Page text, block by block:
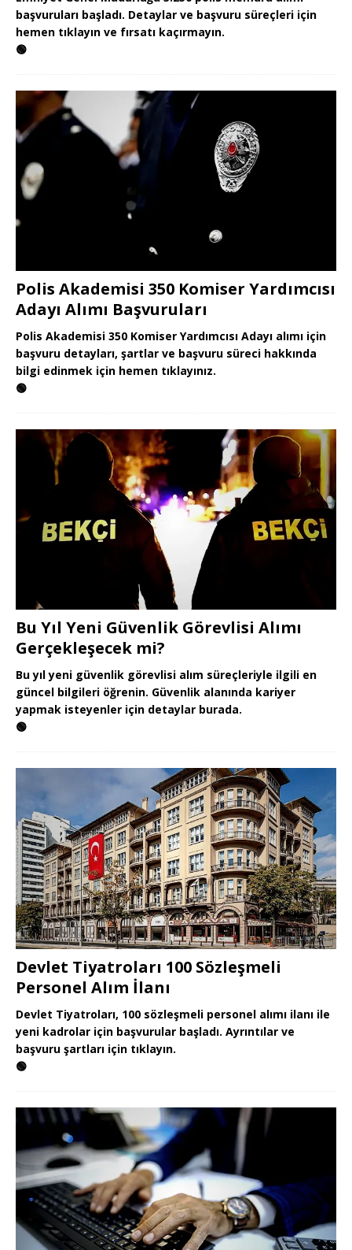
başvuruları başladı. Detaylar ve başvuru süreçleri için
hemen tıklayın ve fırsatı kaçırmayın.
🟢
Polis Akademisi 350 Komiser Yardımcısı
Adayı Alımı Başvuruları
Polis Akademisi 350 Komiser Yardımcısı Adayı alımı için
başvuru detayları, şartlar ve başvuru süreci hakkında
bilgi edinmek için hemen tıklayınız.
🟢
Bu Yıl Yeni Güvenlik Görevlisi Alımı
Gerçekleşecek mi?
Bu yıl yeni güvenlik görevlisi alım süreçleriyle ilgili en
güncel bilgileri öğrenin. Güvenlik alanında kariyer
yapmak isteyenler için detaylar burada.
🟢
Devlet Tiyatroları 100 Sözleşmeli
Personel Alım İlanı
Devlet Tiyatroları, 100 sözleşmeli personel alımı ilanı ile
yeni kadrolar için başvurular başladı. Ayrıntılar ve
başvuru şartları için tıklayın.
🟢